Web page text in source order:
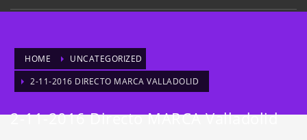
HOME
UNCATEGORIZED
2-11-2016 DIRECTO MARCA VALLADOLID
2-11-2016 Directo MARCA Valladolid